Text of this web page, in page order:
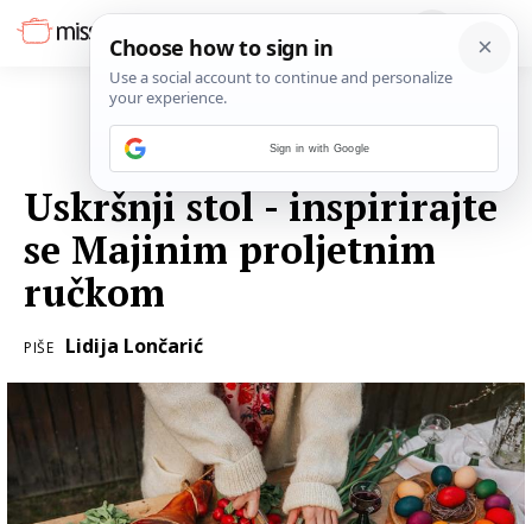
Uskršnji stol - inspirirajte
se Majinim proljetnim
ručkom
PIŠE Lidija Lončarić
Sign in with Google